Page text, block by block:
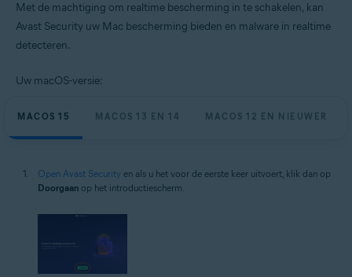
Met de machtiging om realtime bescherming in te schakelen, kan
Avast Security uw Mac bescherming bieden en malware in realtime
detecteren.
Uw macOS-versie:
MACOS 15 MACOS 13 EN 14 MACOS 12 EN NIEUWER
Open Avast Security en als u het voor de eerste keer uitvoert, klik dan op
Doorgaan op het introductiescherm.